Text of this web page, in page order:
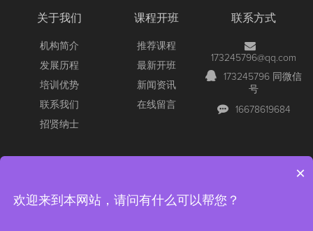
关于我们
机构简介
发展历程
培训优势
联系我们
招贤纳士
课程开班
推荐课程
最新开班
新闻资讯
在线留言
联系方式
173245796@qq.com
173245796 同微信
号
16678619684
认证/深信服认证/红帽认证/RCNA/RCNP/RCIE/青岛红帽考场/深信
×
欢迎来到本网站，请问有什么可以帮您？